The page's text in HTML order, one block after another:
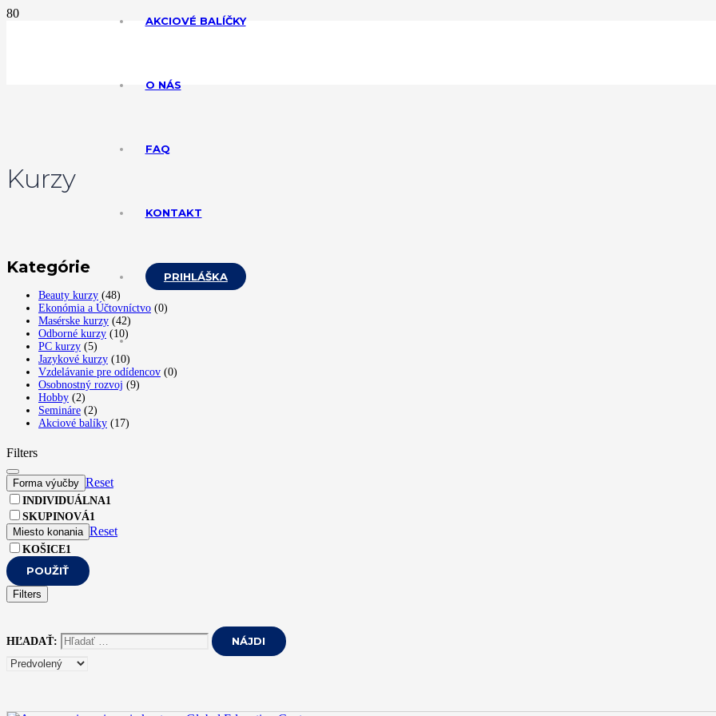
AKCIOVÉ BALÍČKY
O NÁS
FAQ
KONTAKT
PRIHLÁŠKA
Kurzy
Kategórie
Beauty kurzy (48)
Ekonómia a Účtovníctvo (0)
Masérske kurzy (42)
Odborné kurzy (10)
PC kurzy (5)
Jazykové kurzy (10)
Vzdelávanie pre odídencov (0)
Osobnostný rozvoj (9)
Hobby (2)
Semináre (2)
Akciové balíky (17)
Filters
Forma výučby Reset
INDIVIDUÁLNA1
SKUPINOVÁ1
Miesto konania Reset
KOŠICE1
POUŽIŤ
Filters
HĽADAŤ: